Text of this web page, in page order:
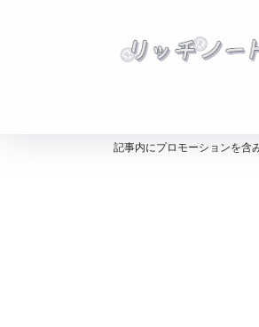
記事内にプロモーションを含